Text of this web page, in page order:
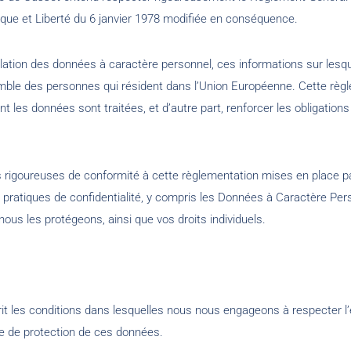
et Liberté du 6 janvier 1978 modifiée en conséquence.
des données à caractère personnel, ces informations sur
des personnes qui résident dans l’Union Européenne. Cette
les données sont traitées, et d’autre part, renforcer les
de conformité à cette règlementation mises en place
de confidentialité, y compris les Données à Caractère
les protégeons, ainsi que vos droits individuels.
conditions dans lesquelles nous nous engageons à respecter
de protection de ces données.